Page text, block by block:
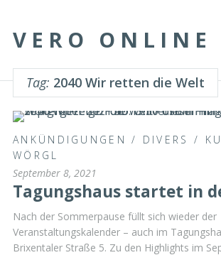
VERO ONLINE
Tag: 2040 Wir retten die Welt
ANKÜNDIGUNGEN / DIVERS /
WÖRGL
September 8, 2021
Tagungshaus startet in
Nach der Sommerpause füllt sich wieder der
Veranstaltungskalender – auch im
Brixentaler Straße 5. Zu den Highlights im